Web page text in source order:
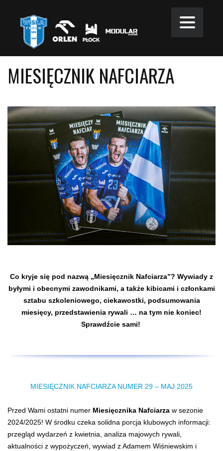
MIESIĘCZNIK NAFCIARZA
Co kryje się pod nazwą „Miesięcznik Nafciarza”? Wywiady z
byłymi i obecnymi zawodnikami, a także kibicami i członkami
sztabu szkoleniowego, ciekawostki, podsumowania
miesięcy, przedstawienia rywali … na tym nie koniec!
Sprawdźcie sami!
MIESIĘCZNIK NAFCIARZA NUMER 29 – MAJ 2025
Przed Wami ostatni numer Miesięcznika Nafciarza w sezonie
2024/2025! W środku czeka solidna porcja klubowych informacji:
przegląd wydarzeń z kwietnia, analiza majowych rywali,
aktualności z wypożyczeń, wywiad z Adamem Wiśniewskim i